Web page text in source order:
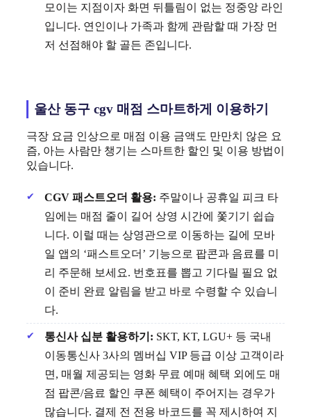
모이는 지점이자 화면 뒤틀림이 없는 정중앙 라인
입니다. 연인이나 가족과 함께 관람할 때 가장 먼
저 선점해야 할 골든 존입니다.
울산 동구 cgv 매점 스마트하게 이용하기
극장 요금 인상으로 매점 이용 금액도 만만치 않은 요
즘, 아는 사람만 챙기는 스마트한 할인 및 이용 방법이
있습니다.
CGV 패스트오더 활용: 주말이나 공휴일 피크 타
임에는 매점 줄이 길어 상영 시간에 쫓기기 쉽습
니다. 이럴 때는 상영관으로 이동하는 길에 모바
일 앱의 ‘패스트오더’ 기능으로 팝콘과 음료를 미
리 주문해 보세요. 번호표를 뽑고 기다릴 필요 없
이 준비 완료 알림을 받고 바로 수령할 수 있습니
다.
통신사 십분 활용하기: SKT, KT, LGU+ 등 국내
이동통신사 3사의 멤버십 VIP 등급 이상 고객이라
면, 매월 제공되는 영화 무료 예매 혜택 외에도 매
점 팝콘/음료 할인 쿠폰 혜택이 주어지는 경우가
많습니다. 결제 전 전용 바코드를 꼭 제시하여 지